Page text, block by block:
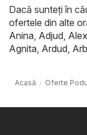
Dacă sunteți în
ofertele din alte
Anina, Adjud,
Agnita, Ardud,
Acasă Oferte